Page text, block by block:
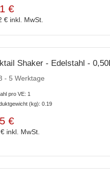
€
€ inkl. MwSt.
Shaker - Edelstahl -
- 5 Werktage
pro VE: 1
(kg): 0.19
€
inkl. MwSt.